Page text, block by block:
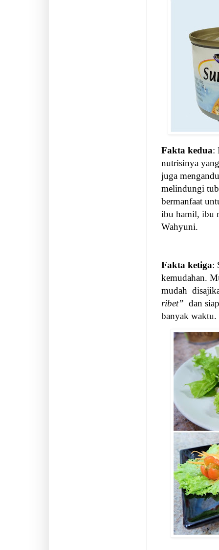
Fakta kedua:
nutrisinya
juga
melindungi
bermanfaat
ibu hamil, ibu
Wahyuni.
Fakta ketiga:
kemudahan.
mudah
ribet” dan
banyak waktu.